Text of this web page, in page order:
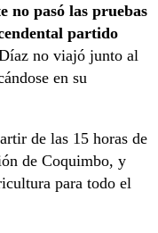
no pasó las pruebas
partido
no viajó junto al
en su
de las 15 horas de
de Coquimbo, y
para todo el